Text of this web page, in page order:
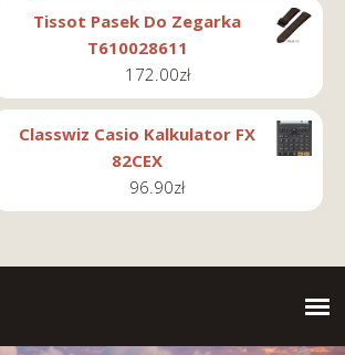
Tissot Pasek Do Zegarka
T610028611
172.00zł
Classwiz Casio Kalkulator FX
82CEX
96.90zł